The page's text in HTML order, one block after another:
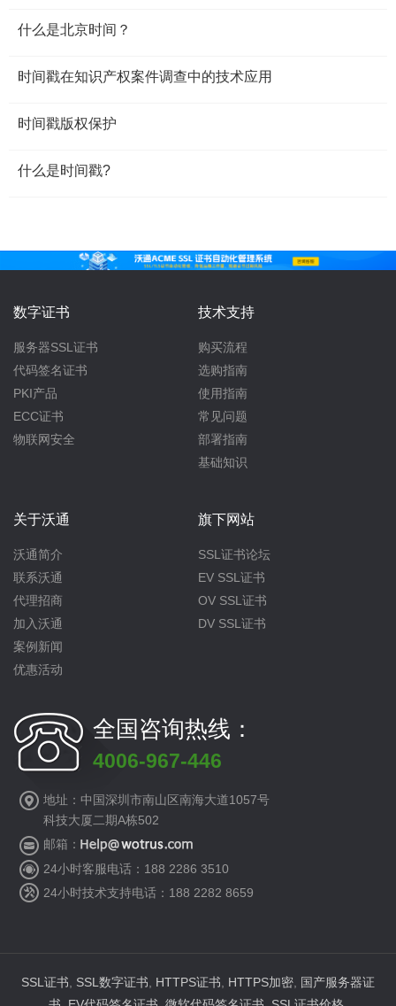
什么是北京时间？
时间戳在知识产权案件调查中的技术应用
时间戳版权保护
什么是时间戳?
数字证书
服务器SSL证书
代码签名证书
PKI产品
ECC证书
物联网安全
技术支持
购买流程
选购指南
使用指南
常见问题
部署指南
基础知识
关于沃通
沃通简介
联系沃通
代理招商
加入沃通
案例新闻
优惠活动
旗下网站
SSL证书论坛
EV SSL证书
OV SSL证书
DV SSL证书
全国咨询热线：
4006-967-446
地址：中国深圳市南山区南海大道1057号
科技大厦二期A栋502
邮箱：
24小时客服电话：188 2286 3510
24小时技术支持电话：188 2282 8659
SSL证书, SSL数字证书, HTTPS证书, HTTPS加密, 国产服务器证